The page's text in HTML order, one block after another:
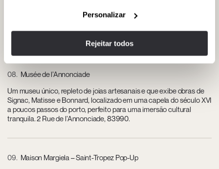
Personalizar
Rejeitar todos
com a hospitalidade parisiense, oferecendo espreguiçadeiras
Chemin des Tamaris, praia de Pampelonne, 83350 Ramatuelle.
08 Musée de l’Annonciade
Um museu único, repleto de joias artesanais e que exibe obras de
Signac, Matisse e Bonnard, localizado em uma capela do século XVI
a poucos passos do porto, perfeito para uma imersão cultural
tranquila. 2 Rue de l’Annonciade, 83990.
09
Maison Margiela – Saint-Tropez Pop-Up